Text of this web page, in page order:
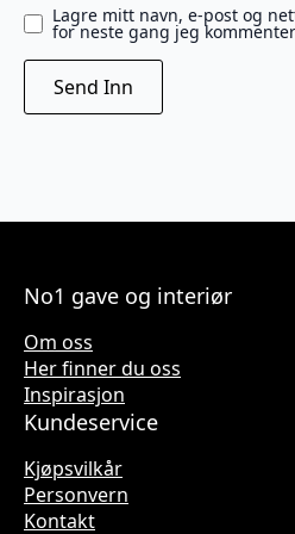
Lagre mitt navn, e-post og
for neste gang jeg
No1 gave og interiør
Om oss
Her finner du oss
Inspirasjon
Kundeservice
Kjøpsvilkår
Personvern
Kontakt